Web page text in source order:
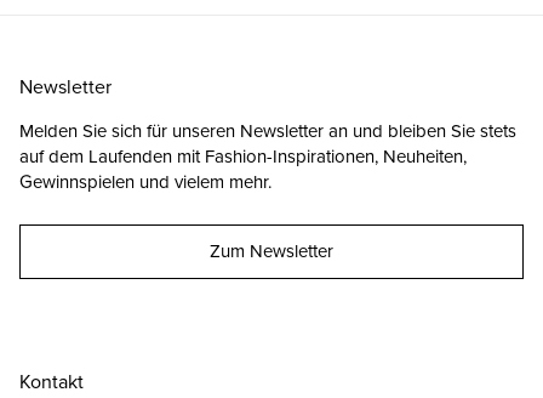
Kontakt
Newsletter
Melden Sie sich für unseren Newsletter an und bleiben Sie stets
auf dem Laufenden mit Fashion-Inspirationen, Neuheiten,
Gewinnspielen und vielem mehr.
Zum Newsletter